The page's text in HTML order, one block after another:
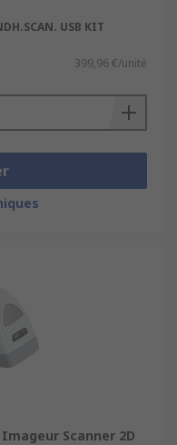
USB KIT
399,96 €/unité
Scanner 2D